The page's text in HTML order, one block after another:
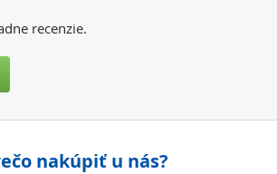
recenzie.
nakúpiť u nás?